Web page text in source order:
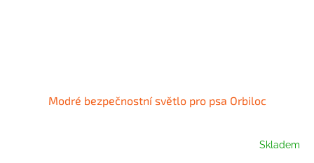
Modré bezpečnostní světlo pro psa Orbiloc
Skladem